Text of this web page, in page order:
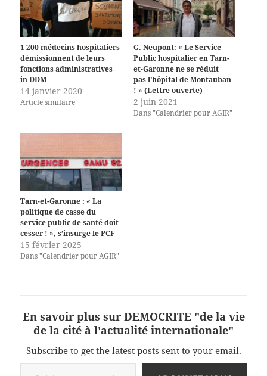
1 200 médecins hospitaliers
démissionnent de leurs
fonctions administratives
in DDM
14 janvier 2020
Article similaire
G. Neupont: « Le Service
Public hospitalier en Tarn-
et-Garonne ne se réduit
pas l’hôpital de Montauban
! » (Lettre ouverte)
2 juin 2021
Dans "Calendrier pour AGIR"
Tarn-et-Garonne : « La
politique de casse du
service public de santé doit
cesser ! », s’insurge le PCF
15 février 2025
Dans "Calendrier pour AGIR"
En savoir plus sur DEMOCRITE "de la vie
de la cité à l'actualité internationale"
Subscribe to get the latest posts sent to your email.
Saisissez votre adresse e-mail…